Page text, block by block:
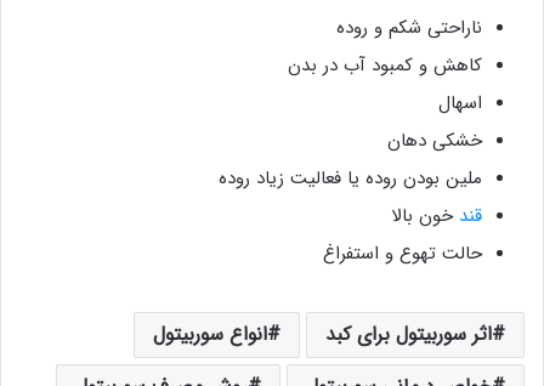
ناراحتی شکم و روده
کاهش و کمبود آب در بدن
اسهال
خشکی دهان
ملین بودن روده یا فعالیت زیاد روده
قند خون بالا
حالت تهوع و استفراغ
اثر سوربیتول برای کبد
انواع سوربیتول